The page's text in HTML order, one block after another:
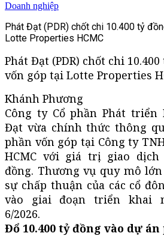
Doanh nghiệp
Phát Đạt (PDR) chốt chi 10.400 tỷ
Lotte Properties HCMC
Phát Đạt (PDR) chốt chi
vốn góp tại Lotte Properties
Khánh Phương
Công ty Cổ phần Phát triển
Đạt vừa chính thức thông
phần vốn góp tại Công ty
HCMC với giá trị giao dịch
đồng. Thương vụ quy mô
sự chấp thuận của các cổ
vào giai đoạn triển khai
6/2026.
Đổ 10.400 tỷ đồng vào dự